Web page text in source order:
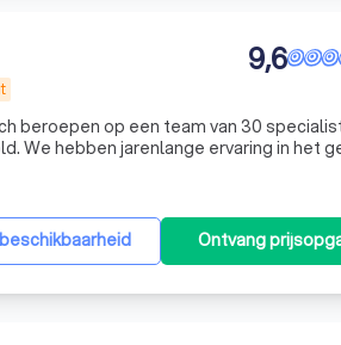
9,6
We hebben jarenlange ervaring in het
Ontvang